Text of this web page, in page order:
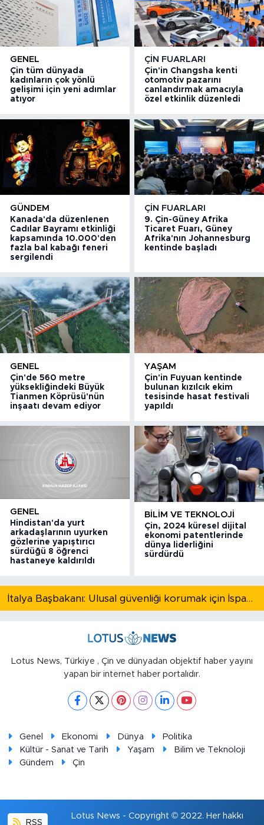
GENEL
Çin tüm dünyada
kadınların çok yönlü
gelişimi için yeni adımlar
atıyor
ÇIN FUARLARI
Çin'in Changsha kenti
otomotiv pazarını
canlandırmak amacıyla
özel etkinlik düzenledi
GÜNDEM
Kanada'da düzenlenen
Cadılar Bayramı etkinliği
kapsamında 10.000'den
fazla bal kabağı feneri
sergilendi
ÇIN FUARLARI
9. Çin-Güney Afrika
Ticaret Fuarı, Güney
Afrika'nın Johannesburg
kentinde başladı
GENEL
Çin'de 560 metre
yüksekliğindeki Büyük
Tianmen Köprüsü'nün
inşaatı devam ediyor
YAŞAM
Çin'in Fuyuan kentinde
bulunan kızılcık ekim
tesisinde hasat festivali
yapıldı
GENEL
Hindistan'da yurt
arkadaşlarının uyurken
gözlerine yapıştırıcı
sürdüğü 8 öğrenci
hastaneye kaldırıldı
BILIM VE TEKNOLOJI
Çin, 2024 küresel dijital
ekonomi patentlerinde
dünya liderliğini
sürdürdü
İtalya Başbakanı: Ulusal güvenliği korumak için İspanya ile Schengen kapsamındaki serbest dolaşımı askıya alıyoruz
Lotus News, Türkiye , Çin ve dünyadan objektif haber yayını
yapan bir internet haber portalıdır.
Genel Ekonomi Dünya
Politika
Kültür - Sanat ve Tarih
Yaşam
Bilim ve Teknoloji
Gündem
Çin
RSS
Lotus News - Copyright © 2022. Her hakkı